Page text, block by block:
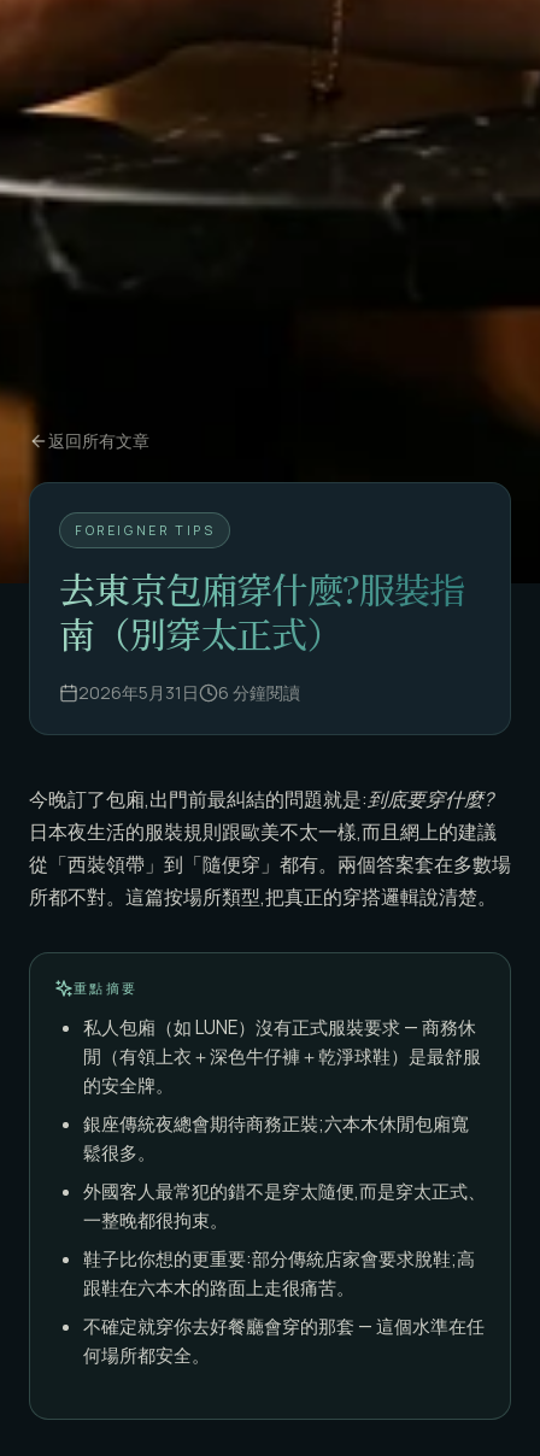
返回所有文章
FOREIGNER TIPS
去東京包廂穿什麼?服裝指
南（別穿太正式）
2026年5月31日 6 分鐘閱讀
今晚訂了包廂,出門前最糾結的問題就是:到底要穿什麼?
日本夜生活的服裝規則跟歐美不太一樣,而且網上的建議
從「西裝領帶」到「隨便穿」都有。兩個答案套在多數場
所都不對。這篇按場所類型,把真正的穿搭邏輯說清楚。
重點摘要
私人包廂（如 LUNE）沒有正式服裝要求 — 商務休
閒（有領上衣＋深色牛仔褲＋乾淨球鞋）是最舒服
的安全牌。
銀座傳統夜總會期待商務正裝;六本木休閒包廂寬
鬆很多。
外國客人最常犯的錯不是穿太隨便,而是穿太正式、
一整晚都很拘束。
鞋子比你想的更重要:部分傳統店家會要求脫鞋;高
跟鞋在六本木的路面上走很痛苦。
不確定就穿你去好餐廳會穿的那套 — 這個水準在任
何場所都安全。